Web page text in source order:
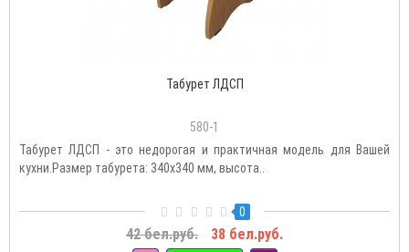
Табурет ЛДСП
580-1
Табурет ЛДСП - это недорогая и практичная модель для Вашей
кухни.Размер табурета: 340х340 мм, высота..
0
42 бел.руб. 38 бел.руб.